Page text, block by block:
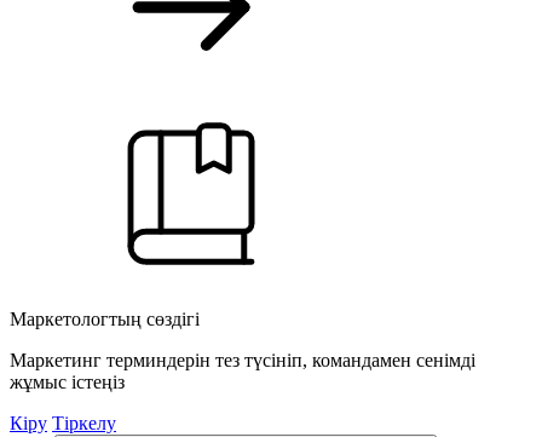
Маркетологтың сөздігі
Маркетинг терминдерін тез түсініп, командамен сенімді
жұмыс істеңіз
Кіру Тіркелу